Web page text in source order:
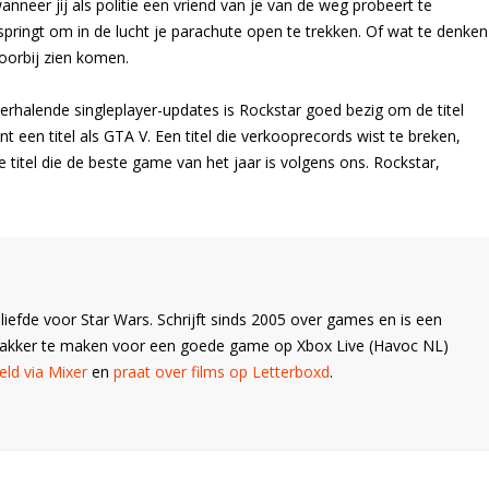
jij als politie een vriend van je van de weg probeert te
om in de lucht je parachute open te trekken. Of wat te denken
zien komen.
singleplayer-updates is Rockstar goed bezig om de titel
een titel als GTA V. Een titel die verkooprecords wist te breken,
die de beste game van het jaar is volgens ons. Rockstar,
voor Star Wars. Schrijft sinds 2005 over games en is een
te maken voor een goede game op Xbox Live (Havoc NL)
via Mixeren praat over films op Letterboxd.